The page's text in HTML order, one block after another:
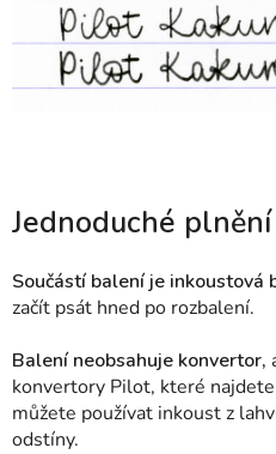
Jednoduché plnění
Součástí balení je inkoustová
začít psát hned po rozbalení.
Balení neobsahuje konvertor,
konvertory Pilot, které
můžete používat inkoust z
odstíny.